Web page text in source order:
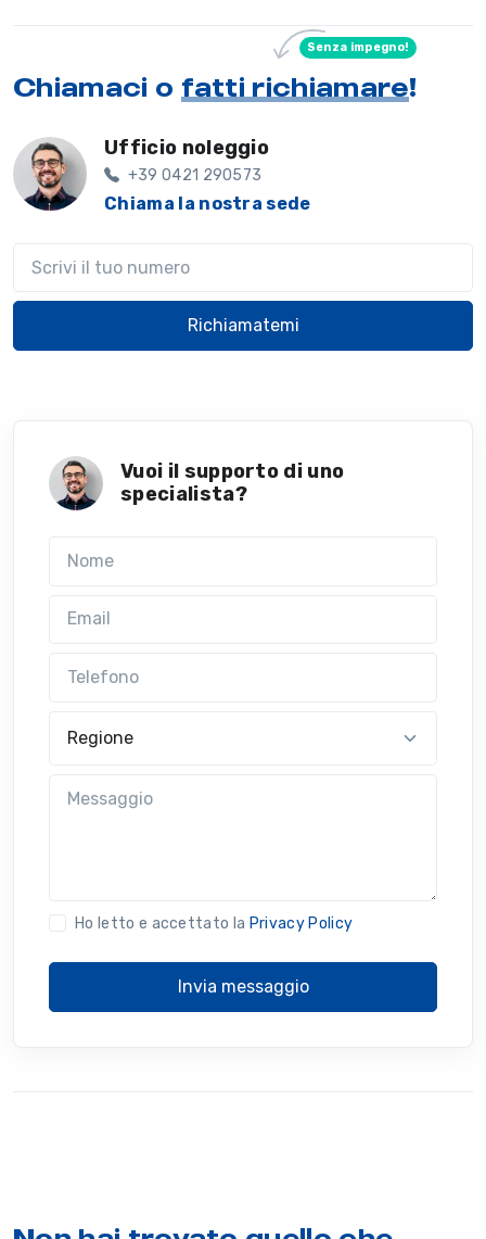
Chiamaci o fatti richiamare!
Senza impegno!
Ufficio noleggio
+39 0421 290573
Chiama la nostra sede
Richiamatemi
Vuoi il supporto di uno
specialista?
Ho letto e accettato la Privacy Policy
Invia messaggio